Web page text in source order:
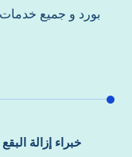
بورد و جميع خدمات
خبراء إزالة